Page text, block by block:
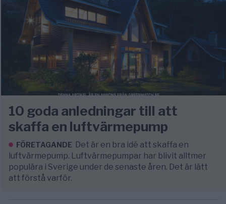
10 goda anledningar till att
skaffa en luftvärmepump
FÖRETAGANDE Det är en bra idé att skaffa en
luftvärmepump. Luftvärmepumpar har blivit alltmer
populära i Sverige under de senaste åren. Det är lätt
att förstå varför.